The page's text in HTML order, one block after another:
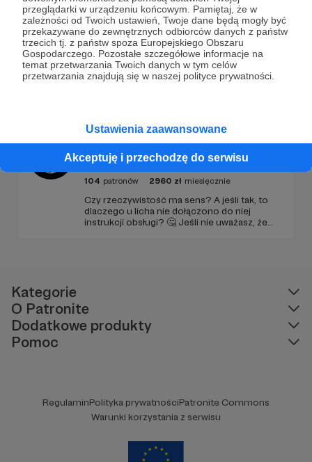
przeglądarki w urządzeniu końcowym. Pamiętaj, że w
zależności od Twoich ustawień, Twoje dane będą mogły być
przekazywane do zewnętrznych odbiorców danych z państw
trzecich tj. z państw spoza Europejskiego Obszaru
Gospodarczego. Pozostałe szczegółowe informacje na
temat przetwarzania Twoich danych w tym celów
przetwarzania znajdują się w naszej polityce prywatności.
Ustawienia zaawansowane
Akceptuję i przechodzę do serwisu
Krzysztof Mazur. Geoekonomia
135 patronów 8275 zł miesięcznie
Rozkminy o Polsce i świecie. Zaprasza
Krzysztof Mazur.
Kwantowo.pl – blog Adama
Adamczyka
104 patronów 2960 zł miesięcznie
Czy rzeczywistość ma sens? A jeśli tak, to
dlaczego u licha nie dołączono do niej
instrukcji obsługi? 🤔 Jeśli nie uważasz, że
Kategorie
O Patronite
Dodatkowe produkty
Pomoc
RegulaminPolityka prywatnościPatronite Commons
Warunki korzystania z serwisu